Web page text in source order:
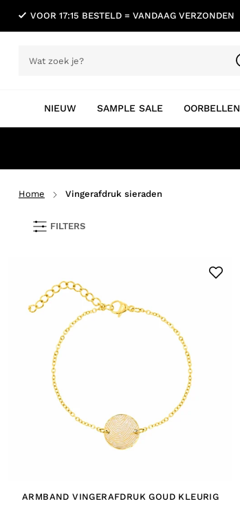
VOOR 17:15 BESTELD = VANDAAG VERZONDEN
NIEUW SAMPLE SALE OORBELLEN
Home Vingerafdruk sieraden
FILTERS
ARMBAND VINGERAFDRUK GOUD KLEURIG